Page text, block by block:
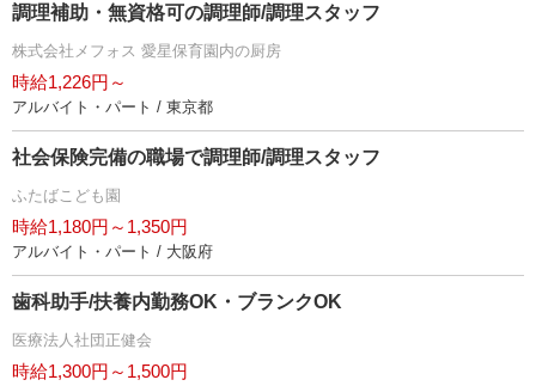
調理補助・無資格可の調理師/調理スタッフ
株式会社メフォス 愛星保育園内の厨房
時給1,226円～
アルバイト・パート / 東京都
社会保険完備の職場で調理師/調理スタッフ
ふたばこども園
時給1,180円～1,350円
アルバイト・パート / 大阪府
歯科助手/扶養内勤務OK・ブランクOK
医療法人社団正健会
時給1,300円～1,500円